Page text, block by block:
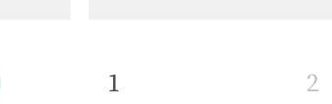
1 2